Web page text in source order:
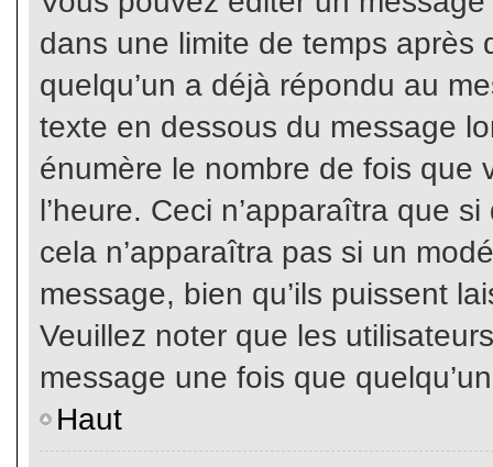
dans une limite de temps après
quelqu’un a déjà répondu au
texte en dessous du message
énumère le nombre de fois que
l’heure. Ceci n’apparaîtra que
cela n’apparaîtra pas si un
message, bien qu’ils puissent
Veuillez noter que les
message une fois que
Haut